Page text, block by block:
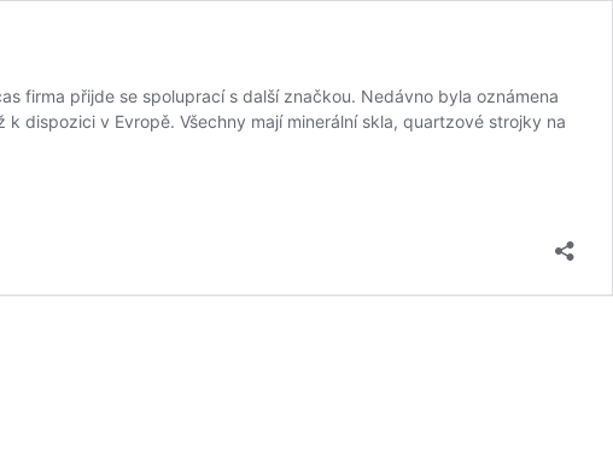
firma přijde se spoluprací s další značkou. Nedávno byla oznámena
dispozici v Evropě. Všechny mají minerální skla, quartzové strojky na